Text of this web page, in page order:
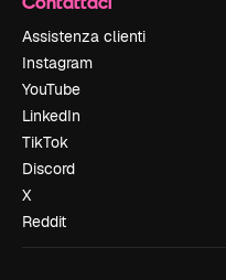
Assistenza clienti
Instagram
YouTube
LinkedIn
TikTok
Discord
X
Reddit